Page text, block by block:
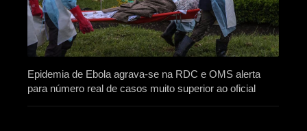
Epidemia de Ebola agrava-se na RDC e OMS alerta
para número real de casos muito superior ao oficial